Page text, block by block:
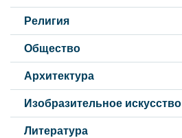
Религия
Общество
Архитектура
Изобразительное искусство
Литература